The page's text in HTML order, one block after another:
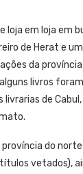
loja em loja em
de Herat e
da
livros
livrarias de
província do
vetados),